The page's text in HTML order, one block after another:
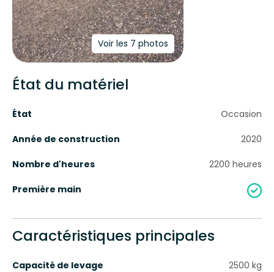
Voir les 7 photos
État du matériel
État Occasion
Année de construction 2020
Nombre d'heures 2200 heures
Première main
Caractéristiques principales
Capacité de levage 2500 kg